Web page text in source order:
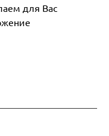
для Вас